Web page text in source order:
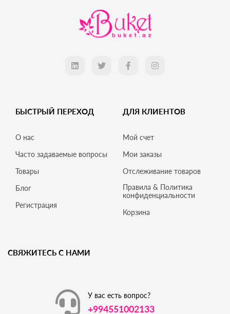
БЫСТРЫЙ ПЕРЕХОД
О нас
Часто задаваемые вопросы
Товары
Блог
Регистрация
ДЛЯ КЛИЕНТОВ
Мой счет
Мои заказы
Отслеживание товаров
Правила & Политика
конфиденциальности
Корзина
СВЯЖИТЕСЬ С НАМИ
У вас есть вопрос?
+994551002133